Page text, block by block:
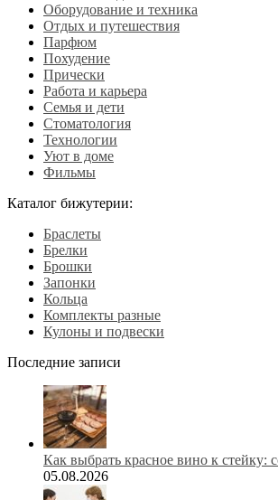
Оборудование и техника
Отдых и путешествия
Парфюм
Похудение
Прически
Работа и карьера
Семья и дети
Стоматология
Технологии
Уют в доме
Фильмы
Каталог бижутерии:
Браслеты
Брелки
Брошки
Запонки
Кольца
Комплекты разные
Кулоны и подвески
Последние записи
Как выбрать красное вино к стейку:
05.08.2026